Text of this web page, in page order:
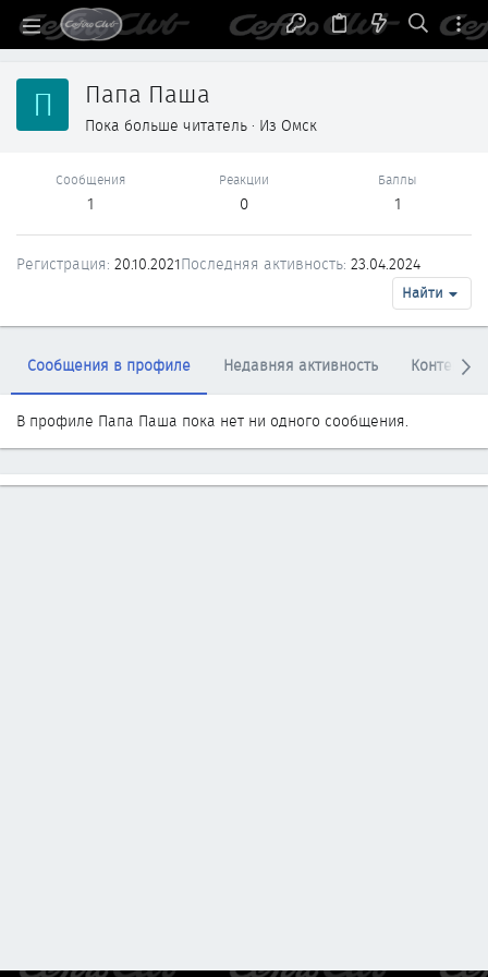
П Папа Паша
Пока больше читатель · Из Омск
Сообщения
1
Реакции
0
Баллы
1
Регистрация 20.10.2021Последняя активность 23.04.2024
Найти
Сообщения в профиле Недавняя активность Контент
В профиле Папа Паша пока нет ни одного сообщения.